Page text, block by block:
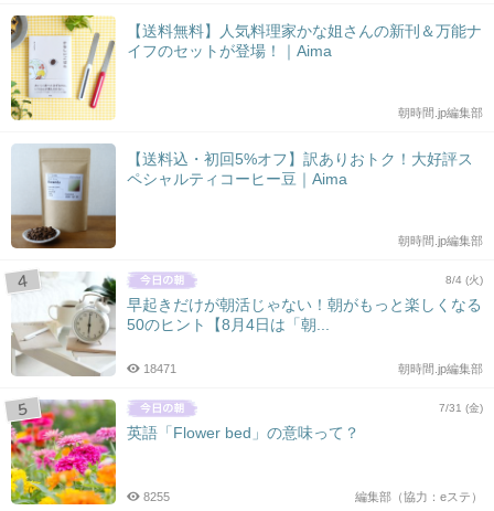
【送料無料】人気料理家かな姐さんの新刊＆万能ナ
イフのセットが登場！｜Aima
朝時間.jp編集部
【送料込・初回5%オフ】訳ありおトク！大好評ス
ペシャルティコーヒー豆｜Aima
朝時間.jp編集部
8/4 (火)
早起きだけが朝活じゃない！朝がもっと楽しくなる
50のヒント【8月4日は「朝...
朝時間.jp編集部
18471
7/31 (金)
英語「Flower bed」の意味って？
編集部（協力：eステ）
8255